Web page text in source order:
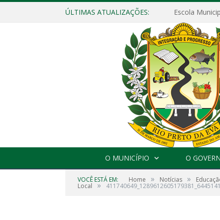
ÚLTIMAS ATUALIZAÇÕES:
O MUNICÍPIO O
VOCÊ ESTÁ EM: Home » Notícias »
Local »